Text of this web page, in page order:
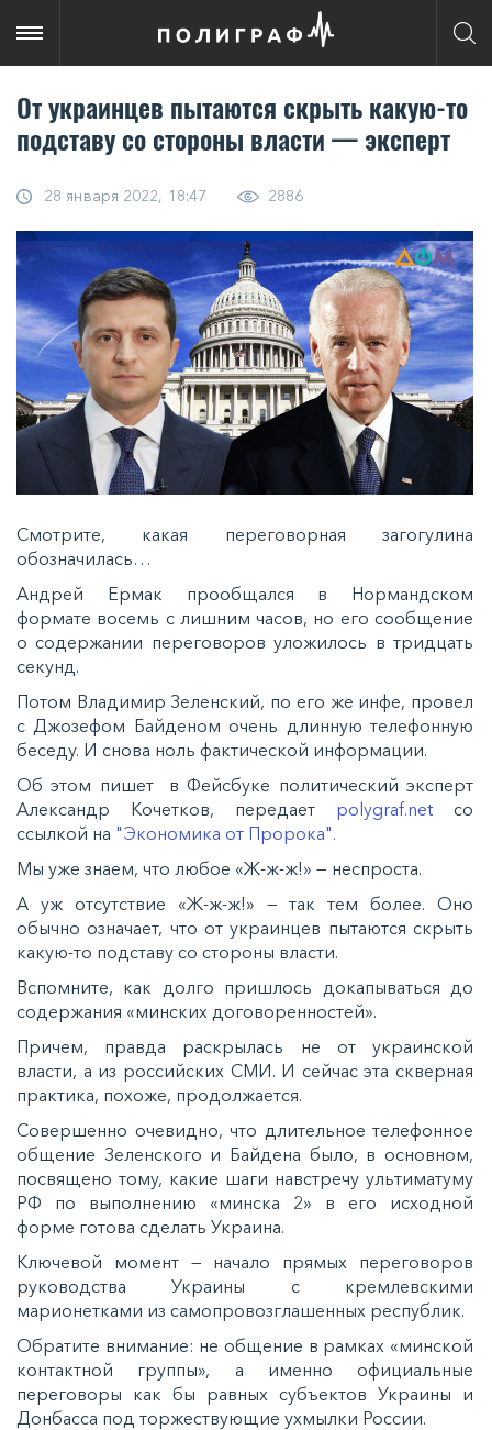
От украинцев пытаются скрыть какую-то
подставу со стороны власти — эксперт
28 января 2022, 18:47 2886
Смотрите, какая переговорная загогулина
обозначилась…
Андрей Ермак прообщался в Нормандском
формате восемь с лишним часов, но его сообщение
о содержании переговоров уложилось в тридцать
секунд.
Потом Владимир Зеленский, по его же инфе, провел
с Джозефом Байденом очень длинную телефонную
беседу. И снова ноль фактической информации.
Об этом пишет
в Фейсбуке политический эксперт
Александр Кочетков, передает polygraf.net со
ссылкой на "Экономика от Пророка".
Мы уже знаем, что любое «Ж-ж-ж!» — неспроста.
А уж отсутствие «Ж-ж-ж!» — так тем более. Оно
обычно означает, что от украинцев пытаются скрыть
какую-то подставу со стороны власти.
Вспомните, как долго пришлось докапываться до
содержания «минских договоренностей».
Причем, правда раскрылась не от украинской
власти, а из российских СМИ. И сейчас эта скверная
практика, похоже, продолжается.
Совершенно очевидно, что длительное телефонное
общение Зеленского и Байдена было, в основном,
посвящено тому, какие шаги навстречу ультиматуму
РФ
по выполнению «минска 2» в его исходной
форме готова сделать Украина.
Ключевой момент — начало прямых переговоров
руководства Украины с кремлевскими
марионетками из самопровозглашенных республик.
Обратите внимание: не общение в рамках «минской
контактной группы», а именно официальные
переговоры как бы равных субъектов Украины и
Донбасса под торжествующие ухмылки России.